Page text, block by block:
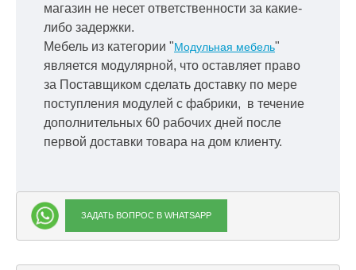
магазин не несет ответственности за какие-
либо задержки.
Мебель из категории "Модульная мебель"
является модулярной, что оставляет право
за Поставщиком сделать доставку по мере
поступления модулей с фабрики, в течение
дополнительных 60 рабочих дней после
первой доставки товара на дом клиенту.
ЗАДАТЬ ВОПРОС В WHATSAPP